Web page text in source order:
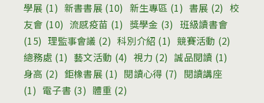
學展 (1) 新書書展 (10) 新生專區 (1) 書展 (2) 校
友會 (10) 流感疫苗 (1) 獎學金 (3) 班級讀書會
(15) 理監事會議 (2) 科別介紹 (1) 競賽活動 (2)
總務處 (1) 藝文活動 (4) 視力 (2) 誠品閱讀 (1)
身高 (2) 鉅橡書展 (1) 閱讀心得 (7) 閱讀講座
(1) 電子書 (3) 體重 (2)